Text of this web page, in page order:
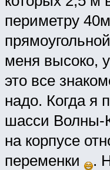
периметру
меня высоко,
это все
надо. Когда я
шасси Волны-
на корпусе
переменки
.